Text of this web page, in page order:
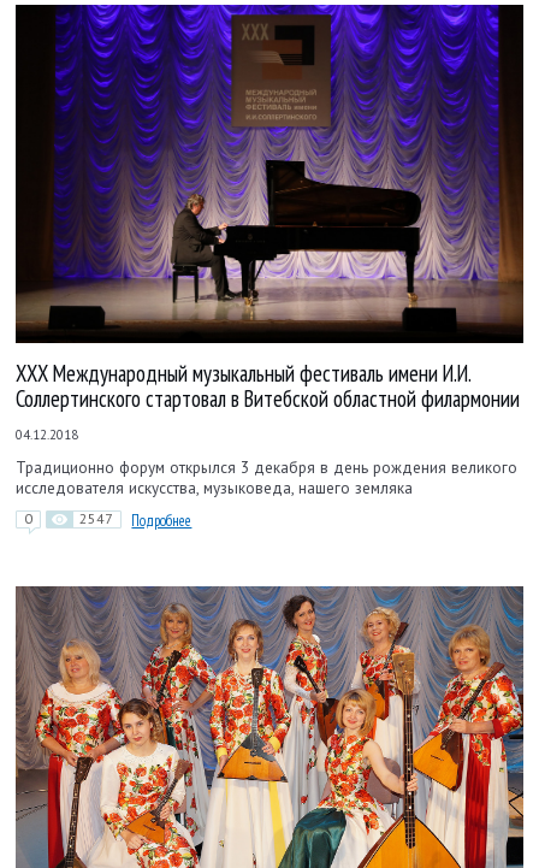
XXX Международный музыкальный фестиваль имени И.И.
Соллертинского стартовал в Витебской областной филармонии
04.12.2018
Традиционно форум открылся 3 декабря в день рождения великого
исследователя искусства, музыковеда, нашего земляка
0 2547 Подробнее